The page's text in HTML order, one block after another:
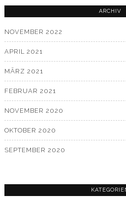
ARCHIV
NOVEMBER 2022
APRIL 2021
MÄRZ 2021
FEBRUAR 2021
NOVEMBER 2020
OKTOBER 2020
SEPTEMBER 2020